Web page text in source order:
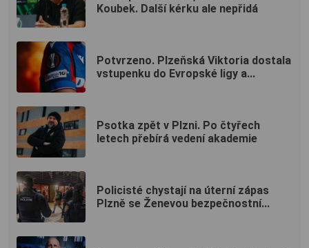
Koubek. Další kérku ale nepřidá
Potvrzeno. Plzeňská Viktoria dostala
vstupenku do Evropské ligy a...
Psotka zpět v Plzni. Po čtyřech
letech přebírá vedení akademie
Policisté chystají na úterní zápas
Plzně se Ženevou bezpečnostní...